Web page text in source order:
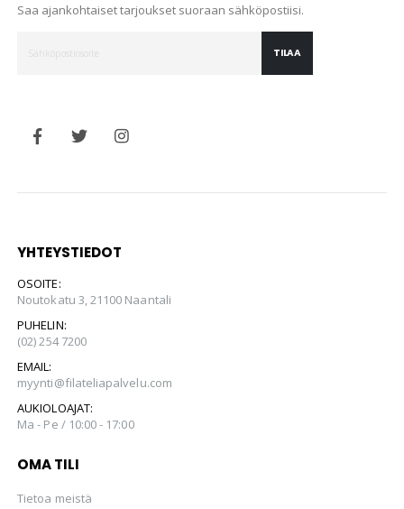
Saa ajankohtaiset tarjoukset suoraan sähköpostiisi.
TILAA
YHTEYSTIEDOT
OSOITE:
Noutokatu 3, 21100 Naantali
PUHELIN:
(02) 254 7200
EMAIL:
myynti@filateliapalvelu.com
AUKIOLOAJAT:
Ma - Pe / 10:00 - 17:00
OMA TILI
Tietoa meistä